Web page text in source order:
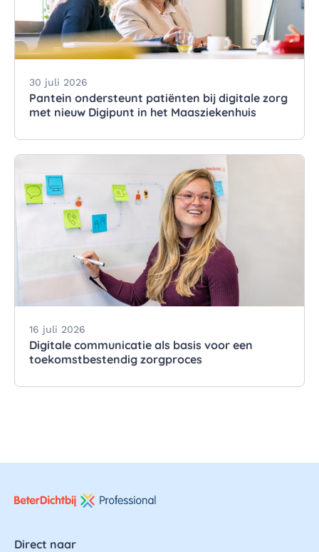
30 juli 2026
Pantein ondersteunt patiënten bij digitale zorg
met nieuw Digipunt in het Maasziekenhuis
16 juli 2026
Digitale communicatie als basis voor een
toekomstbestendig zorgproces
Direct naar